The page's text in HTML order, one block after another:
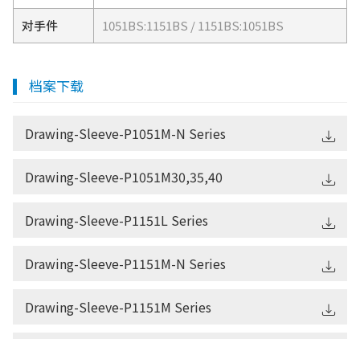
对手件 1051BS:1151BS / 1151BS:1051BS
档案下载
Drawing-Sleeve-P1051M-N Series
Drawing-Sleeve-P1051M30,35,40
Drawing-Sleeve-P1151L Series
Drawing-Sleeve-P1151M-N Series
Drawing-Sleeve-P1151M Series